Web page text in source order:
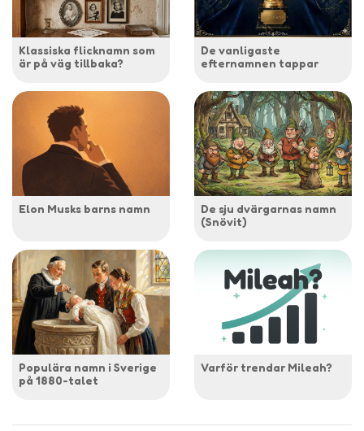
Klassiska flicknamn som
är på väg tillbaka?
De vanligaste
efternamnen tappar
Elon Musks barns namn
De sju dvärgarnas namn
(Snövit)
Populära namn i Sverige
på 1880-talet
Varför trendar Mileah?